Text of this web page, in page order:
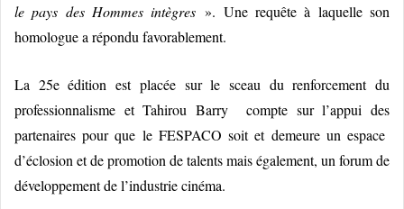
le pays des Hommes intègres ». Une requête à laquelle son
homologue a répondu favorablement.
La 25e édition est placée sur le sceau du renforcement du
professionnalisme et Tahirou Barry compte sur l’appui des
partenaires pour que le FESPACO soit et demeure un espace
d’éclosion et de promotion de talents mais également, un forum de
développement de l’industrie cinéma.